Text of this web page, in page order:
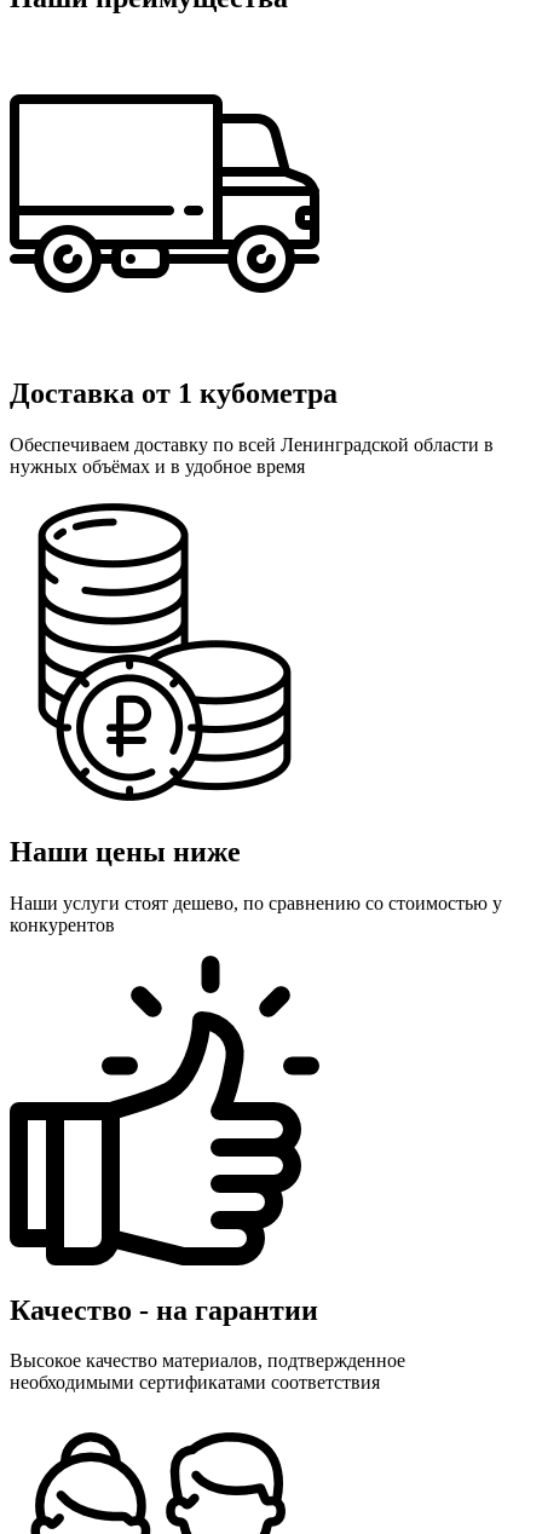
Доставка от 1 кубометра
Обеспечиваем доставку по всей Ленинградской области в
нужных объёмах и в удобное время
Наши цены ниже
Наши услуги стоят дешево, по сравнению со стоимостью у
конкурентов
Качество - на гарантии
Высокое качество материалов, подтвержденное
необходимыми сертификатами соответствия